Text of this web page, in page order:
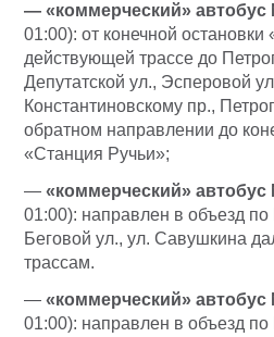
— «коммерческий»
01:00): от конечной
действующей трассе до
Депутатской ул., Эсперовой
Константиновскому пр.,
обратном направлении до
«Станция Ручьи»;
— «коммерческий»
01:00): направлен в объезд
Беговой ул., ул. Савушкина
трассам.
— «коммерческий»
01:00): направлен в объезд